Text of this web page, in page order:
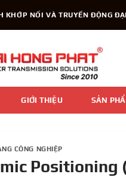
KHỚP NỐI VÀ TRUYỀN ĐỘNG
GIỚI THIỆU SẢN
CÔNG NGHIỆP
Positioning